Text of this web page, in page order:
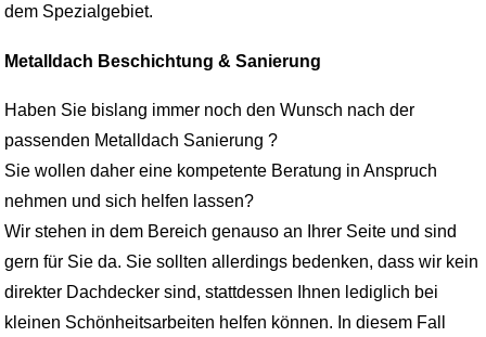
dem Spezialgebiet.
Metalldach Beschichtung & Sanierung
Haben Sie bislang immer noch den Wunsch nach der
passenden Metalldach Sanierung ?
Sie wollen daher eine kompetente Beratung in Anspruch
nehmen und sich helfen lassen?
Wir stehen in dem Bereich genauso an Ihrer Seite und sind
gern für Sie da. Sie sollten allerdings bedenken, dass wir kein
direkter Dachdecker sind, stattdessen Ihnen lediglich bei
kleinen Schönheitsarbeiten helfen können. In diesem Fall